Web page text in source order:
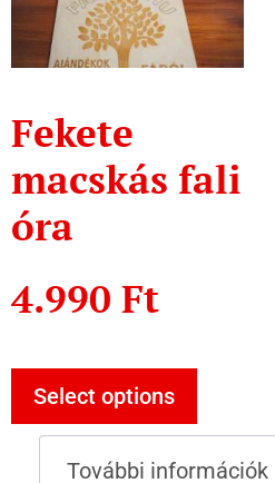
Fekete
macskás fali
óra
4.990 Ft
Select options
További információk